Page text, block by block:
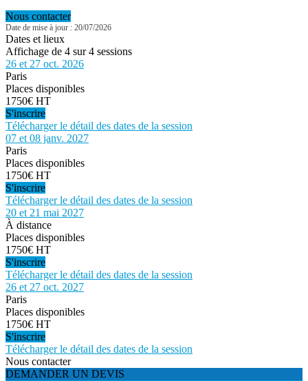
Nous contacter
Date de mise à jour : 20/07/2026
Dates et lieux
Affichage de 4 sur 4 sessions
26 et 27 oct. 2026
Paris
Places disponibles
1750€ HT
S'inscrire
Télécharger le détail des dates de la session
07 et 08 janv. 2027
Paris
Places disponibles
1750€ HT
S'inscrire
Télécharger le détail des dates de la session
20 et 21 mai 2027
À distance
Places disponibles
1750€ HT
S'inscrire
Télécharger le détail des dates de la session
26 et 27 oct. 2027
Paris
Places disponibles
1750€ HT
S'inscrire
Télécharger le détail des dates de la session
Nous contacter
DEMANDER UN DEVIS